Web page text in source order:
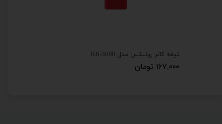
تیغه کاتر رونیکس مدل RH-3090
۱۶۷,۰۰۰ تومان